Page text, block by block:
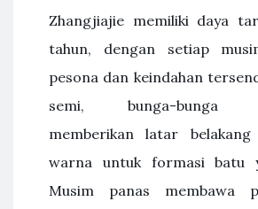
Zhangjiajie memiliki daya
tahun, dengan setiap
pesona dan keindahan
semi, bunga-bunga
memberikan latar
warna untuk formasi batu
Musim panas membawa